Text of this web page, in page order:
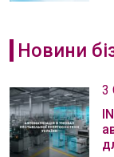
Новини
3